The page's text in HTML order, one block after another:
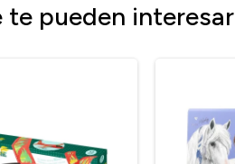
te pueden interesar